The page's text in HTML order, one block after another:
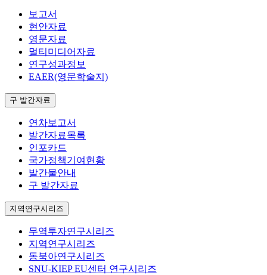
보고서
현안자료
영문자료
멀티미디어자료
연구성과정보
EAER(영문학술지)
구 발간자료
연차보고서
발간자료목록
인포카드
국가정책기여현황
발간물안내
구 발간자료
지역연구시리즈
무역투자연구시리즈
지역연구시리즈
동북아연구시리즈
SNU-KIEP EU센터 연구시리즈